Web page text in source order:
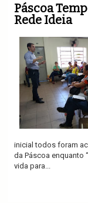
Páscoa
Rede Ideia
inicial todos foram
da Páscoa enquanto
vida para...